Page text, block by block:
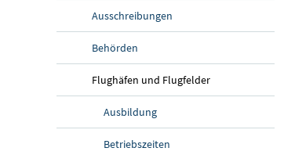
Ausschreibungen
Behörden
Flughäfen und Flugfelder
Ausbildung
Betriebszeiten